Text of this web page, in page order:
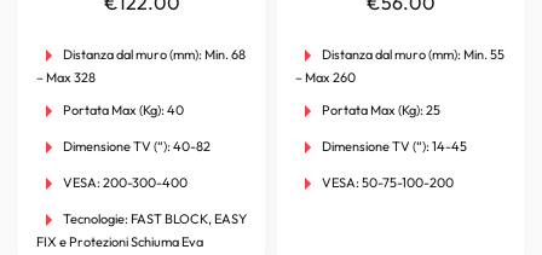
Distanza dal muro (mm): Min. 68
– Max 328
Portata Max (Kg): 40
Dimensione TV (“): 40-82
VESA: 200-300-400
Tecnologie: FAST BLOCK, EASY
FIX e Protezioni Schiuma Eva
Distanza dal muro (mm): Min. 55
– Max 260
Portata Max (Kg): 25
Dimensione TV (“): 14-45
VESA: 50-75-100-200